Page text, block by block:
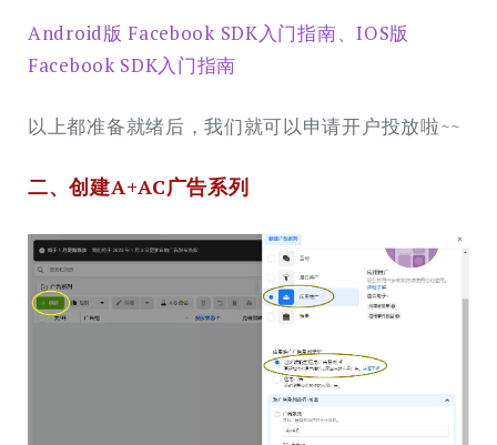
Android版 Facebook SDK入门指南、IOS版
Facebook SDK入门指南
以上都准备就绪后，我们就可以申请开户投放啦~~
二、创建A+AC广告系列